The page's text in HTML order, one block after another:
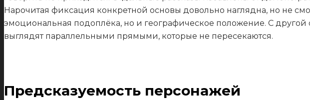
Нарочитая фиксация конкретной основы довольно наглядна, но не
эмоциональная подоплёка, но и географическое положение. С
выглядят параллельными прямыми, которые не пересекаются.
Предсказуемость персонажей